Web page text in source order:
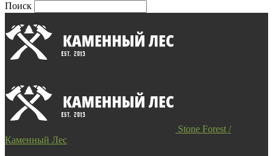
Поиск
Stone Forest /
Каменный Лес